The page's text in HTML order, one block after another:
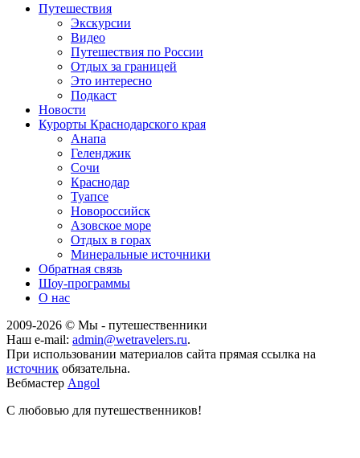
Путешествия
Экскурсии
Видео
Путешествия по России
Отдых за границей
Это интересно
Подкаст
Новости
Курорты Краснодарского края
Анапа
Геленджик
Сочи
Краснодар
Туапсе
Новороссийск
Азовское море
Отдых в горах
Минеральные источники
Обратная связь
Шоу-программы
О нас
2009-2026 © Мы - путешественники
Наш e-mail: admin@wetravelers.ru.
При использовании материалов сайта прямая ссылка на
источник обязательна.
Вебмастер Angol
С любовью для путешественников!